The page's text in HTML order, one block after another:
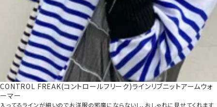
CONTROL FREAK(コントロールフリーク)ラインリブニットアームウォ
ーマー
入ってるラインが細いのでお洋服の邪魔にならないし、おしゃれに見せてくれます